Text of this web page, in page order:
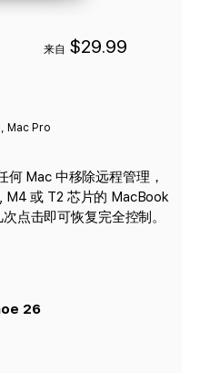
来自 $29.99
Mac Pro
Mac 中移除远程管理，
M4 或 T2 芯片的 MacBook
点击即可恢复完全控制。
26